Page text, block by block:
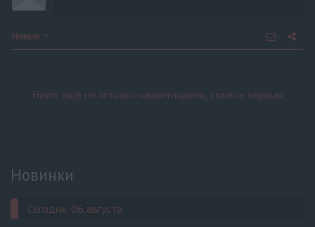
Новые
Новинки
Сегодня, 06 августа